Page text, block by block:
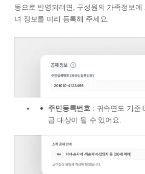
동으로 반영되려면, 구성원의 가족정보
녀 정보를 미리 등록해 주세요.
주민등록번호 : 귀속연도 기준
급 대상이 될 수 있어요.